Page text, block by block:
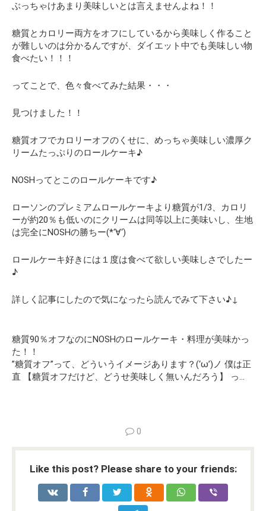
ぶっちゃけあまり美味しいとは言えませんよね！！
糖質とカロリー両方をオフにしているから美味しく作ること
が難しいのは分かるんですが、
ダイエット中でも美味しい物
食べたい！！！
ってことで、色々食べてみた結果・・・
見つけました！！
糖質オフでカロリーオフのくせに、めっちゃ美味しい濃厚ク
リームたっぷりのロールケーキ♪
NOSHってとこのロールケーキです♪
ローソンのプレミアムロールケーキより糖質が1/3、カロリ
ーが約20％も低いのにクリームは同等以上に美味いし、生地
は完全にNOSHの勝ちー(*‘∀‘)
ロールケーキ好きには１度は食べて欲しい美味しさでしたー
♪
詳しく記事にしたので気になったら読んでみて下さい♪↓
糖質90％オフなのにNOSHのロールケーキ・料理が美味かっ
た！！
”糖質オフ”って、どういうイメージあります？(‘ω’)ノ 僕は正
直 【糖質オフだけど、どうせ美味しく無いんだろう】 っ…
0
Like this post? Please share to your friends: